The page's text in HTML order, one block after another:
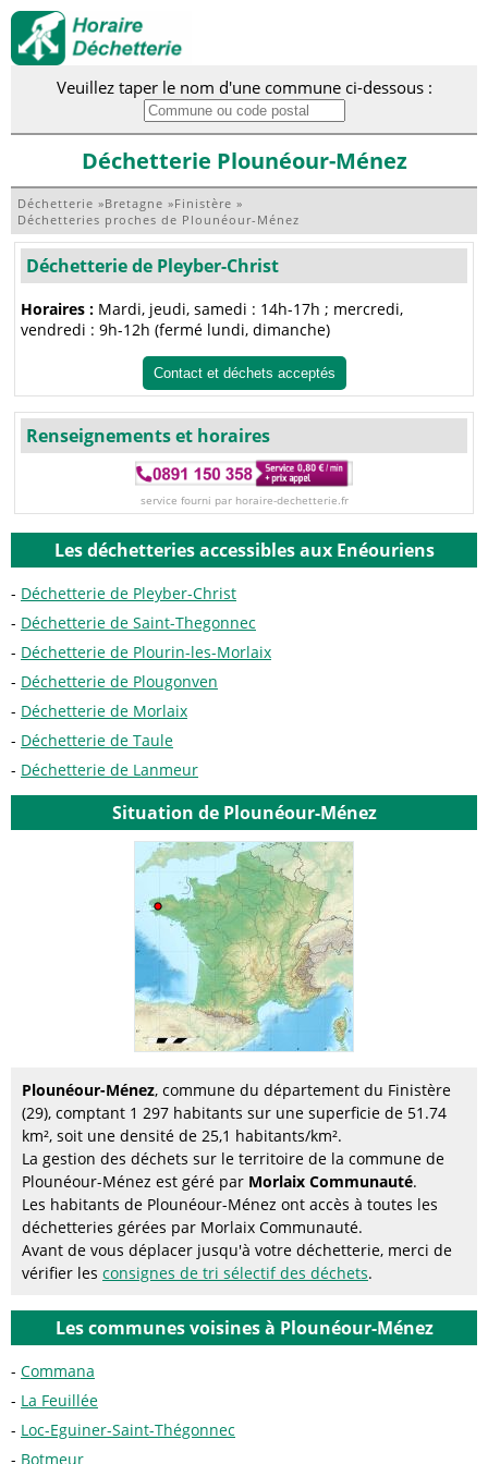
Veuillez taper le nom d'une commune ci-dessous :
Déchetterie Plounéour-Ménez
Déchetterie »Bretagne »Finistère »
Déchetteries proches de Plounéour-Ménez
Déchetterie de Pleyber-Christ
Horaires : Mardi, jeudi, samedi : 14h-17h ; mercredi,
vendredi : 9h-12h (fermé lundi, dimanche)
Contact et déchets acceptés
Renseignements et horaires
service fourni par horaire-dechetterie.fr
Les déchetteries accessibles aux Enéouriens
Déchetterie de Pleyber-Christ
Déchetterie de Saint-Thegonnec
Déchetterie de Plourin-les-Morlaix
Déchetterie de Plougonven
Déchetterie de Morlaix
Déchetterie de Taule
Déchetterie de Lanmeur
Situation de Plounéour-Ménez
Plounéour-Ménez, commune du département du Finistère
(29), comptant 1 297 habitants sur une superficie de 51.74
km², soit une densité de 25,1 habitants/km².
La gestion des déchets sur le territoire de la commune de
Plounéour-Ménez est géré par Morlaix Communauté.
Les habitants de Plounéour-Ménez ont accès à toutes les
déchetteries gérées par Morlaix Communauté.
Avant de vous déplacer jusqu'à votre déchetterie, merci de
vérifier les consignes de tri sélectif des déchets.
Les communes voisines à Plounéour-Ménez
Commana
La Feuillée
Loc-Eguiner-Saint-Thégonnec
Botmeur